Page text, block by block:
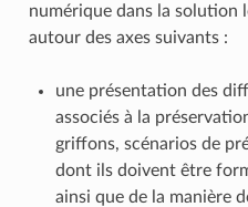
numérique dans la solution
autour des axes suivants :
une présentation des
associés à la
griffons, scénarios de
dont ils doivent être
ainsi que de la manière